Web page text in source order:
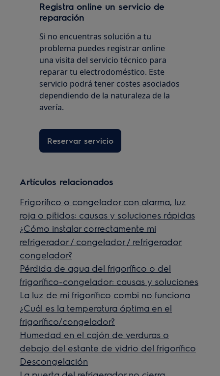
Registra online un servicio de
reparación
Si no encuentras solución a tu
problema puedes registrar online
una visita del servicio técnico para
reparar tu electrodoméstico. Este
servicio podrá tener costes asociados
dependiendo de la naturaleza de la
avería.
Reservar servicio
Artículos relacionados
Frigorífico o congelador con alarma, luz
roja o pitidos: causas y soluciones rápidas
¿Cómo instalar correctamente mi
refrigerador / congelador / refrigerador
congelador?
Pérdida de agua del frigorífico o del
frigorífico-congelador: causas y soluciones
La luz de mi frigorífico combi no funciona
¿Cuál es la temperatura óptima en el
frigorífico/congelador?
Humedad en el cajón de verduras o
debajo del estante de vidrio del frigorífico
Descongelación